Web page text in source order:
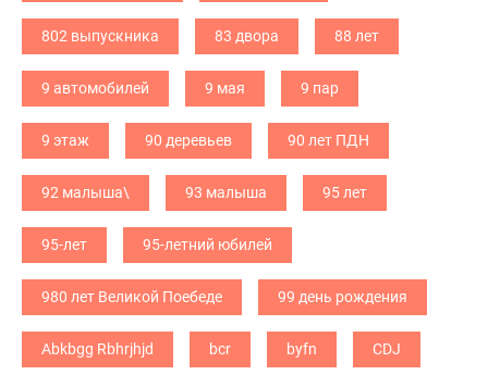
802 выпускника 83 двора 88 лет
9 автомобилей 9 мая 9 пар
9 этаж 90 деревьев 90 лет ПДН
92 малыша\ 93 малыша 95 лет
95-лет 95-летний юбилей
980 лет Великой Поебеде 99 день рождения
Abkbgg Rbhrjhjd bcr byfn CDJ